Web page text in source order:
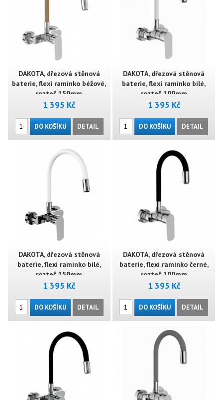
DAKOTA, dřezová stěnová
baterie, flexi ramínko béžové,
rozteč 150mm
1 395 Kč
DO KOŠÍKU DETAIL
DAKOTA, dřezová stěnová
baterie, flexi ramínko bílé,
rozteč 100mm
1 395 Kč
DO KOŠÍKU DETAIL
DAKOTA, dřezová stěnová
baterie, flexi ramínko bílé,
rozteč 150mm
1 395 Kč
DO KOŠÍKU DETAIL
DAKOTA, dřezová stěnová
baterie, flexi ramínko černé,
rozteč 100mm
1 395 Kč
DO KOŠÍKU DETAIL